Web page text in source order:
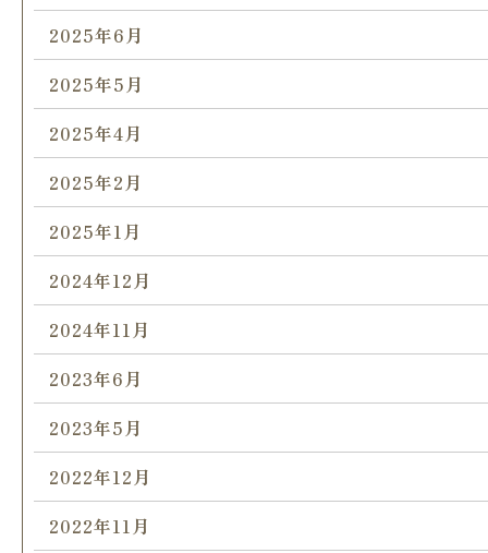
2025年6月
2025年5月
2025年4月
2025年2月
2025年1月
2024年12月
2024年11月
2023年6月
2023年5月
2022年12月
2022年11月